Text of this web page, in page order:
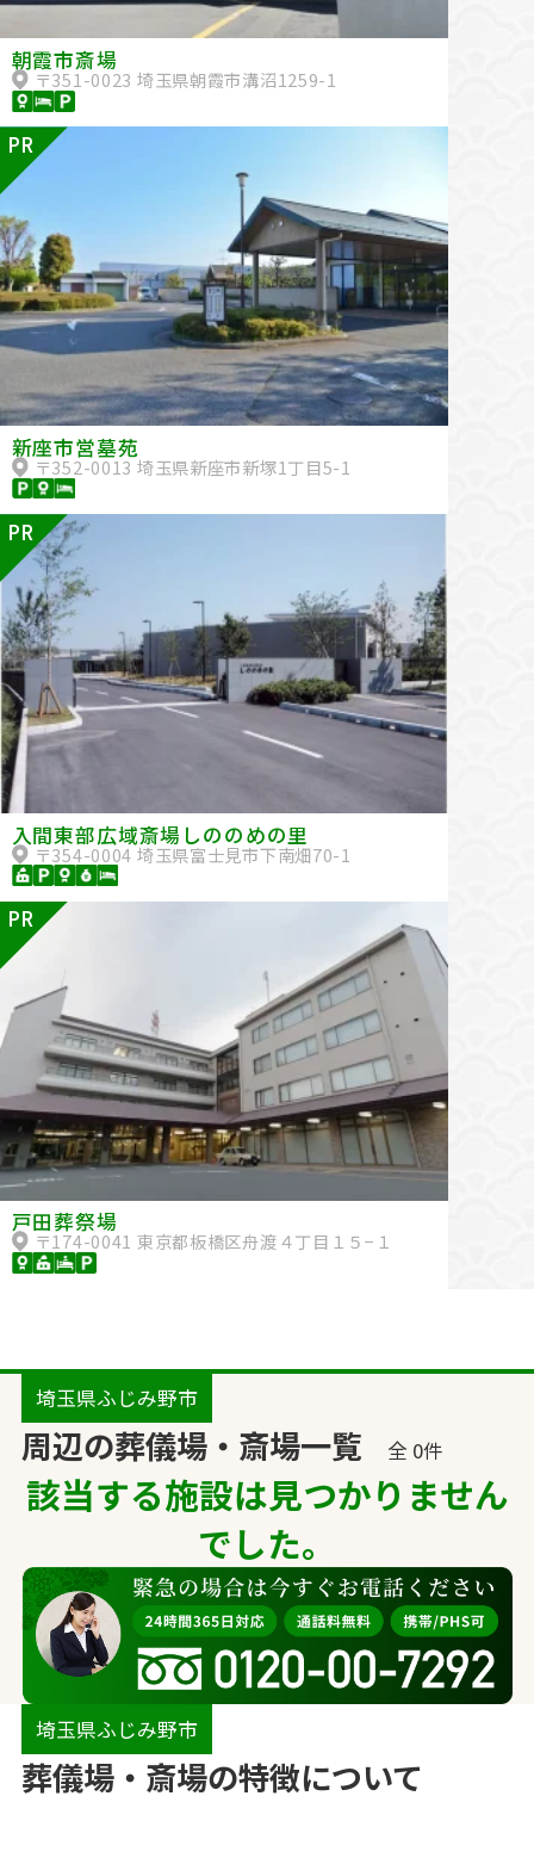
朝霞市斎場
〒351-0023 埼玉県朝霞市溝沼1259-1
PR
新座市営墓苑
〒352-0013 埼玉県新座市新塚1丁目5-1
PR
入間東部広域斎場しののめの里
〒354-0004 埼玉県富士見市下南畑70-1
PR
戸田葬祭場
〒174-0041 東京都板橋区舟渡４丁目１５−１
埼玉県ふじみ野市
周辺の葬儀場・斎場一覧 全 0件
該当する施設は見つかりません
でした。
埼玉県ふじみ野市
葬儀場・斎場の特徴について